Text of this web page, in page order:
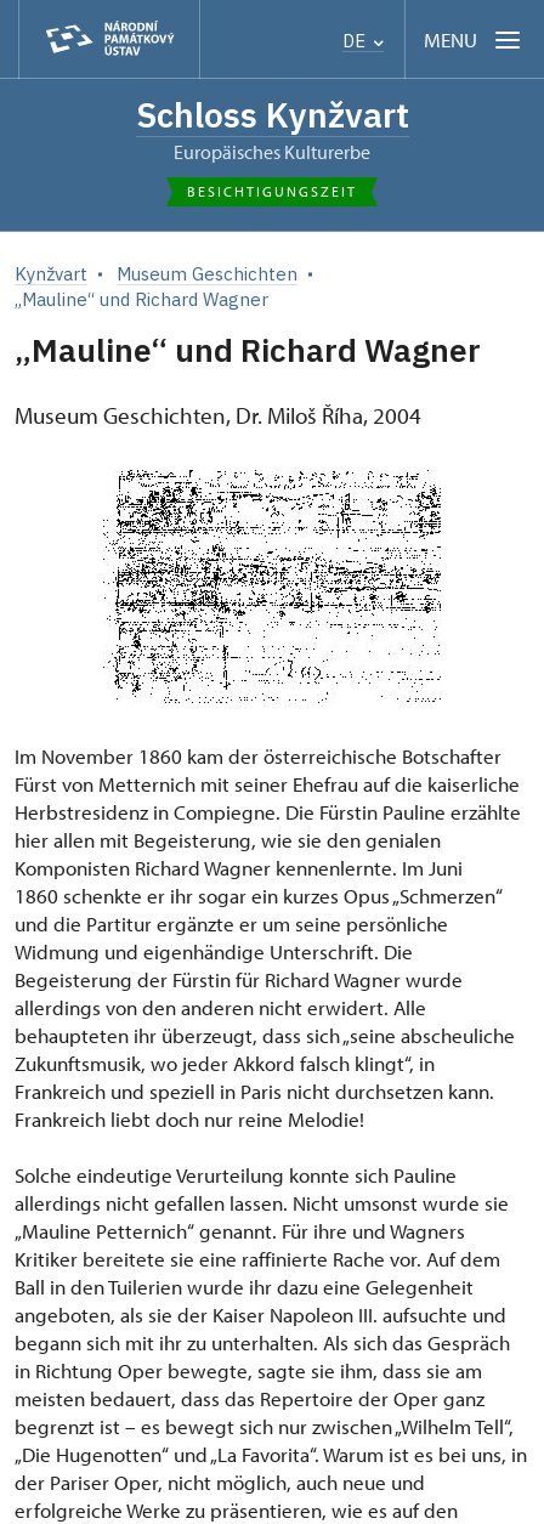
DE MENU
Schloss Kynžvart
Europäisches Kulturerbe
BESICHTIGUNGSZEIT
Kynžvart
Museum Geschichten
„Mauline“ und Richard Wagner
„Mauline“ und Richard Wagner
Museum Geschichten, Dr. Miloš Říha, 2004
Im November 1860 kam der österreichische Botschafter
Fürst von Metternich mit seiner Ehefrau auf die kaiserliche
Herbstresidenz in Compiegne. Die Fürstin Pauline erzählte
hier allen mit Begeisterung, wie sie den genialen
Komponisten Richard Wagner kennenlernte. Im Juni
1860 schenkte er ihr sogar ein kurzes Opus „Schmerzen“
und die Partitur ergänzte er um seine persönliche
Widmung und eigenhändige Unterschrift. Die
Begeisterung der Fürstin für Richard Wagner wurde
allerdings von den anderen nicht erwidert. Alle
behaupteten ihr überzeugt, dass sich „seine abscheuliche
Zukunftsmusik, wo jeder Akkord falsch klingt“, in
Frankreich und speziell in Paris nicht durchsetzen kann.
Frankreich liebt doch nur reine Melodie!
Solche eindeutige Verurteilung konnte sich Pauline
allerdings nicht gefallen lassen. Nicht umsonst wurde sie
„Mauline Petternich“ genannt. Für ihre und Wagners
Kritiker bereitete sie eine raffinierte Rache vor. Auf dem
Ball in den Tuilerien wurde ihr dazu eine Gelegenheit
angeboten, als sie der Kaiser Napoleon III. aufsuchte und
begann sich mit ihr zu unterhalten. Als sich das Gespräch
in Richtung Oper bewegte, sagte sie ihm, dass sie am
meisten bedauert, dass das Repertoire der Oper ganz
begrenzt ist – es bewegt sich nur zwischen „Wilhelm Tell“,
„Die Hugenotten“ und „La Favorita“. Warum ist es bei uns, in
der Pariser Oper, nicht möglich, auch neue und
erfolgreiche Werke zu präsentieren, wie es auf den